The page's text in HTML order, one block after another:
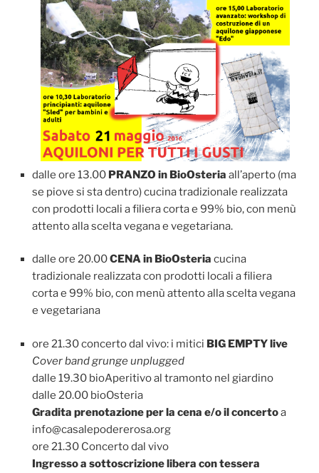
dalle ore 13.00 PRANZO in BioOsteria all’aperto (ma
se piove si sta dentro) cucina tradizionale realizzata
con prodotti locali a filiera corta e 99% bio, con menù
attento alla scelta vegana e vegetariana.
dalle ore 20.00CENA in BioOsteria cucina
tradizionale realizzata con prodotti locali a filiera
corta e 99% bio, con menù attento alla scelta vegana
e vegetariana
ore 21.30 concerto dal vivo: i mitici BIG EMPTY live
Cover band grunge unplugged
dalle 19.30 bioAperitivo al tramonto nel giardino
dalle 20.00 bioOsteria
Gradita prenotazione per la cena e/o il concertoa
info@casalepodererosa.org
ore 21.30 Concerto dal vivo
Ingresso a sottoscrizione libera con tessera